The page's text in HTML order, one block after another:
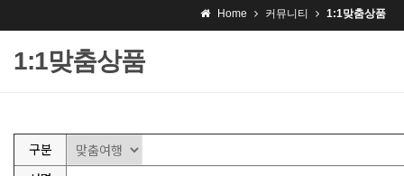
Home 커뮤니티 1:1맞춤상품
1:1맞춤상품
구분